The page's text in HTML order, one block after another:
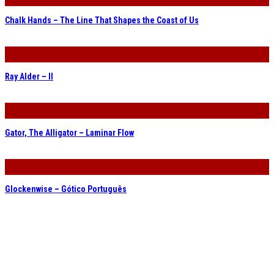
Chalk Hands – The Line That Shapes the Coast of Us
Ray Alder – II
Gator, The Alligator – Laminar Flow
Glockenwise – Gótico Português